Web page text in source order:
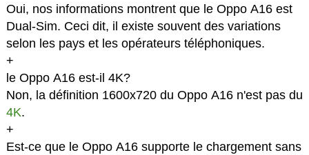
Oui, nos informations montrent que le Oppo A16 est
Dual-Sim. Ceci dit, il existe souvent des variations
selon les pays et les opérateurs téléphoniques.
+
le Oppo A16 est-il 4K?
Non, la définition 1600x720 du Oppo A16 n'est pas du
4K.
+
Est-ce que le Oppo A16 supporte le chargement sans